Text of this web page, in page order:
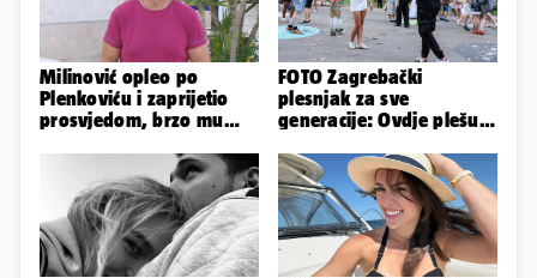
Milinović opleo po
Plenkoviću i zaprijetio
prosvjedom, brzo mu
FOTO Zagrebački
plesnjak za sve
generacije: Ovdje plešu